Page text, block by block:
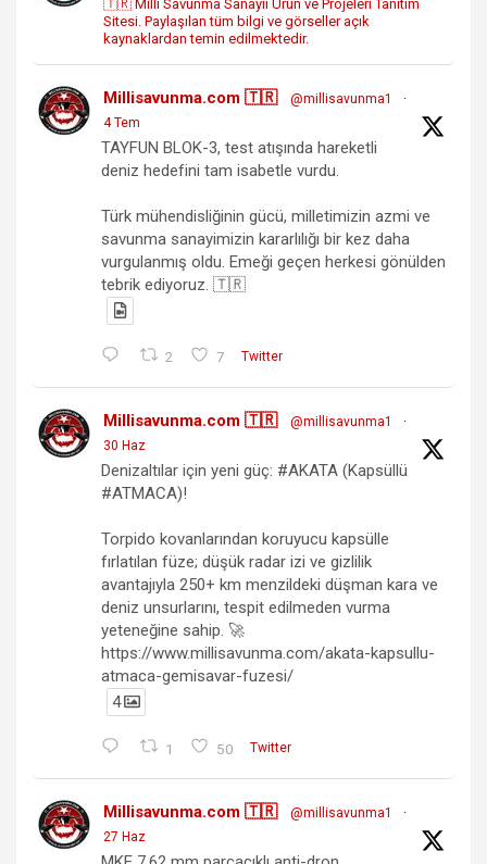
🇹🇷 Milli Savunma Sanayii Ürün ve Projeleri Tanıtım
Sitesi. Paylaşılan tüm bilgi ve görseller açık
kaynaklardan temin edilmektedir.
Millisavunma.com 🇹🇷 @millisavunma1
·
4 Tem
TAYFUN BLOK-3, test atışında hareketli
deniz hedefini tam isabetle vurdu.
Türk mühendisliğinin gücü, milletimizin azmi ve
savunma sanayimizin kararlılığı bir kez daha
vurgulanmış oldu. Emeği geçen herkesi gönülden
tebrik ediyoruz. 🇹🇷
2 7 Twitter
Millisavunma.com 🇹🇷 @millisavunma1
·
30 Haz
Denizaltılar için yeni güç: #AKATA (Kapsüllü
#ATMACA)!
Torpido kovanlarından koruyucu kapsülle
fırlatılan füze; düşük radar izi ve gizlilik
avantajıyla 250+ km menzildeki düşman kara ve
deniz unsurlarını, tespit edilmeden vurma
yeteneğine sahip. 🚀
https://www.millisavunma.com/akata-kapsullu-
atmaca-gemisavar-fuzesi/
4
1 50 Twitter
Millisavunma.com 🇹🇷 @millisavunma1
·
27 Haz